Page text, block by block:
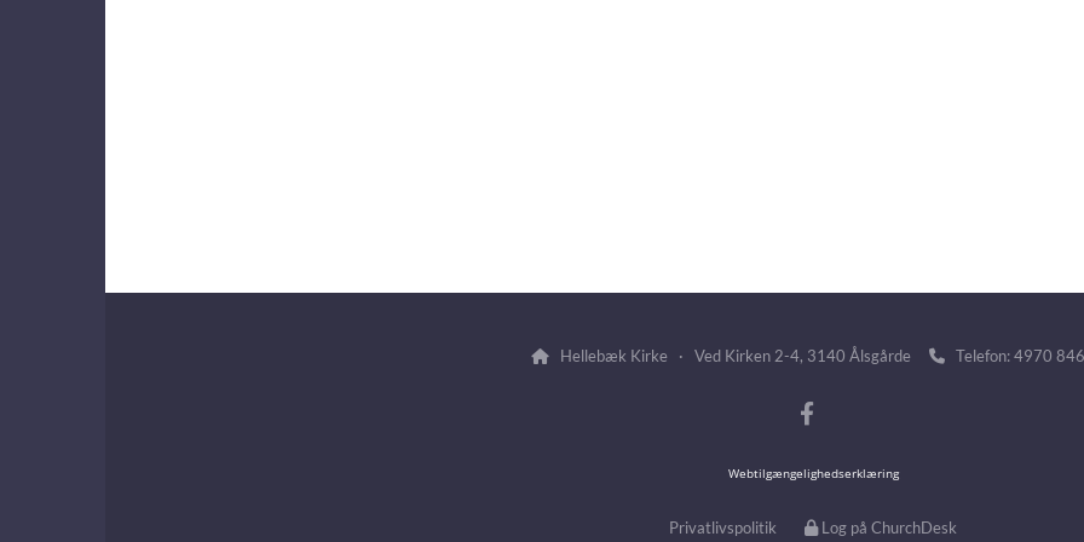
 Hellebæk Kirke · Ved Kirken 2-4, 3140 Ålsgårde  Telefon: 4970
Webtilgængelighedserklæring
Privatlivspolitik Log på ChurchDesk